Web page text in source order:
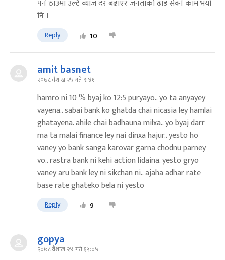
पर्ने ठाउमा उल्टै व्याज दर बढाएर जनताको ढाड सेक्ने काम भयो
नि ।
Reply 10
amit basnet
२०७८ वैशाख २५ गते ९:४१
hamro ni 10 % byaj ko 12:5 puryayo.. yo ta anyayey
vayena.. sabai bank ko ghatda chai nicasia ley hamlai
ghatayena. ahile chai badhauna milxa.. yo byaj darr
ma ta malai finance ley nai dinxa hajur.. yesto ho
vaney yo bank sanga karovar garna chodnu parney
vo.. rastra bank ni kehi action lidaina. yesto gryo
vaney aru bank ley ni sikchan ni.. ajaha adhar rate
base rate ghateko bela ni yesto
Reply 9
gopya
२०७८ वैशाख २४ गते १५:०५